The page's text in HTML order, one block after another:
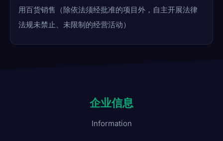
用百货销售（除依法须经批准的项目外，自主开展法律
法规未禁止、未限制的经营活动）
企业信息
Information